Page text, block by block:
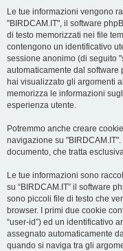
Le tue informazioni vengono
"BIRDCAM.IT", il software
di testo memorizzati nei file
contengono un identificativo
sessione anonimo (di seguito
automaticamente dal software
hai visualizzato gli argomenti
memorizza le informazioni
esperienza utente.
Potremmo anche creare
navigazione su
documento, che tratta
Le tue informazioni sono
su “BIRDCAM.IT” il software
sono piccoli file di testo che
browser. I primi due cookie
“user-id”) ed un identificativo
assegnato automaticamente
quando si naviga tra gli